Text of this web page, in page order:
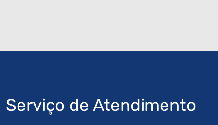
Serviço de Atendimento